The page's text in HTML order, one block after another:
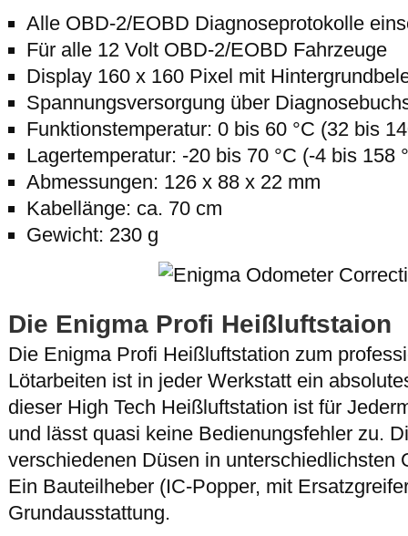
Alle OBD-2/EOBD Diagnoseprotokolle
Für alle 12 Volt OBD-2/EOBD Fahrzeuge
Display 160 x 160 Pixel mit
Spannungsversorgung über
Funktionstemperatur: 0 bis 60 °C (32 bis
Lagertemperatur: -20 bis 70 °C (-4 bis 158
Abmessungen: 126 x 88 x 22 mm
Kabellänge: ca. 70 cm
Gewicht: 230 g
Die Enigma Profi Heißluftstaion
Die Enigma Profi Heißluftstation zum
Lötarbeiten ist in jeder Werkstatt ein
dieser High Tech Heißluftstation ist für
und lässt quasi keine Bedienungsfehler zu.
verschiedenen Düsen in unterschiedlichsten
Ein Bauteilheber (IC-Popper, mit
Grundausstattung.